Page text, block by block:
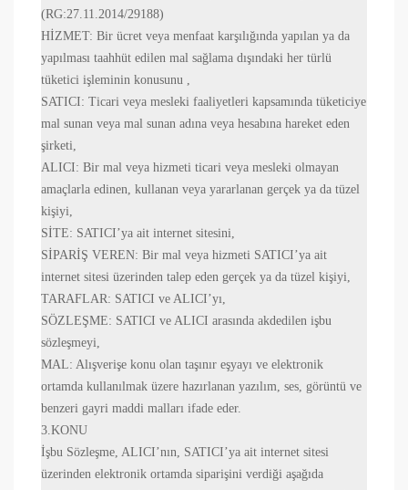
(RG:27.11.2014/29188)
HİZMET: Bir ücret veya menfaat karşılığında yapılan ya da
yapılması taahhüt edilen mal sağlama dışındaki her türlü
tüketici işleminin konusunu ,
SATICI: Ticari veya mesleki faaliyetleri kapsamında tüketiciye
mal sunan veya mal sunan adına veya hesabına hareket eden
şirketi,
ALICI: Bir mal veya hizmeti ticari veya mesleki olmayan
amaçlarla edinen, kullanan veya yararlanan gerçek ya da tüzel
kişiyi,
SİTE: SATICI’ya ait internet sitesini,
SİPARİŞ VEREN: Bir mal veya hizmeti SATICI’ya ait
internet sitesi üzerinden talep eden gerçek ya da tüzel kişiyi,
TARAFLAR: SATICI ve ALICI’yı,
SÖZLEŞME: SATICI ve ALICI arasında akdedilen işbu
sözleşmeyi,
MAL: Alışverişe konu olan taşınır eşyayı ve elektronik
ortamda kullanılmak üzere hazırlanan yazılım, ses, görüntü ve
benzeri gayri maddi malları ifade eder.
3.KONU
İşbu Sözleşme, ALICI’nın, SATICI’ya ait internet sitesi
üzerinden elektronik ortamda siparişini verdiği aşağıda